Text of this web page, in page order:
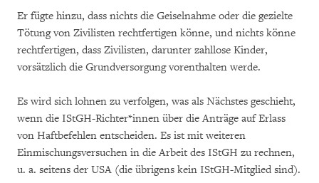
Er fügte hinzu, dass nichts die Geiselnahme oder die gezielte
Tötung von Zivilisten rechtfertigen könne, und nichts könne
rechtfertigen, dass Zivilisten, darunter zahllose Kinder,
vorsätzlich die Grundversorgung vorenthalten werde.
Es wird sich lohnen zu verfolgen, was als Nächstes geschieht,
wenn die IStGH-Richter*innen über die Anträge auf Erlass
von Haftbefehlen entscheiden. Es ist mit weiteren
Einmischungsversuchen in die Arbeit des IStGH zu rechnen,
u. a. seitens der USA (die übrigens kein IStGH-Mitglied sind).